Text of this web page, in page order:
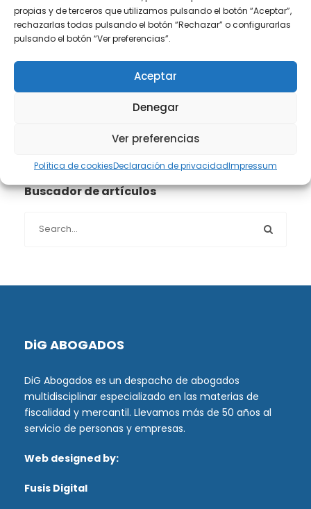
propias y de terceros que utilizamos pulsando el botón “Aceptar”,
rechazarlas todas pulsando el botón “Rechazar” o configurarlas
pulsando el botón “Ver preferencias”.
Aceptar
Denegar
Ver preferencias
Política de cookiesDeclaración de privacidadImpressum
Propiedad intelectual e industrial(13)
Sin categoría(1)
Buscador de artículos
DiG ABOGADOS
DiG Abogados es un despacho de abogados
multidisciplinar especializado en las materias de
fiscalidad y mercantil. Llevamos más de 50 años al
servicio de personas y empresas.
Web designed by:
Fusis Digital